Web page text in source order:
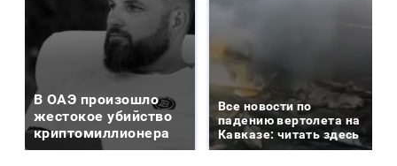
В ОАЭ произошло
жестокое убийство
криптомиллионера
Все новости по
падению вертолета на
Кавказе: читать здесь